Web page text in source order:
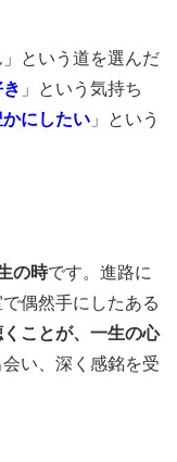
という道を選んだ
」という気持ち
にしたい 」という
の時です。進路に
偶然手にしたある
ことが、一生の心
会い、深く感銘を受